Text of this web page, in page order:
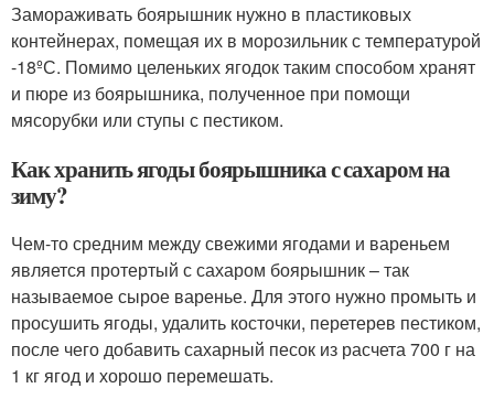
Замораживать боярышник нужно в пластиковых
контейнерах, помещая их в морозильник с температурой
-18ºС. Помимо целеньких ягодок таким способом хранят
и пюре из боярышника, полученное при помощи
мясорубки или ступы с пестиком.
Как хранить ягоды боярышника с сахаром на
зиму?
Чем-то средним между свежими ягодами и вареньем
является протертый с сахаром боярышник – так
называемое сырое варенье. Для этого нужно промыть и
просушить ягоды, удалить косточки, перетерев пестиком,
после чего добавить сахарный песок из расчета 700 г на
1 кг ягод и хорошо перемешать.